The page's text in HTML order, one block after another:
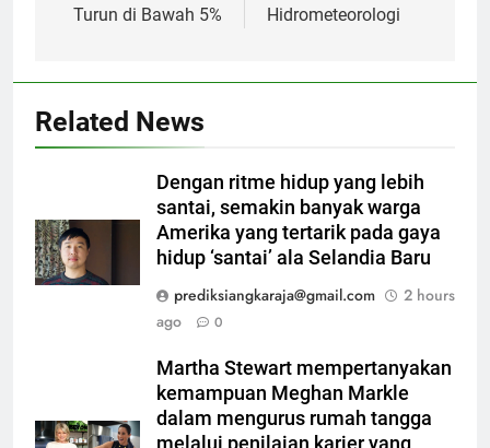
Turun di Bawah 5%
Hidrometeorologi
Related News
Dengan ritme hidup yang lebih
santai, semakin banyak warga
Amerika yang tertarik pada gaya
hidup ‘santai’ ala Selandia Baru
prediksiangkaraja@gmail.com
2 hours
ago
0
Martha Stewart mempertanyakan
kemampuan Meghan Markle
dalam mengurus rumah tangga
melalui penilaian karier yang